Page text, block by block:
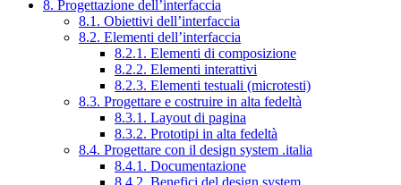
8. Progettazione dell’interfaccia
8.1. Obiettivi dell’interfaccia
8.2. Elementi dell’interfaccia
8.2.1. Elementi di composizione
8.2.2. Elementi interattivi
8.2.3. Elementi testuali (microtesti)
8.3. Progettare e costruire in alta fedeltà
8.3.1. Layout di pagina
8.3.2. Prototipi in alta fedeltà
8.4. Progettare con il design system .italia
8.4.1. Documentazione
8.4.2. Benefici del design system